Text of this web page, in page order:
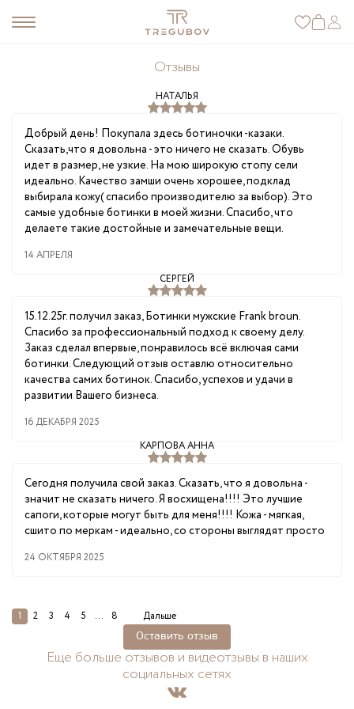
Отзывы
НАТАЛЬЯ
Добрый день! Покупала здесь ботиночки -казаки.
Сказать,что я довольна - это ничего не сказать. Обувь
идет в размер, не узкие. На мою широкую стопу сели
идеально. Качество замши очень хорошее, подклад
выбирала кожу( спасибо производителю за выбор). Это
самые удобные ботинки в моей жизни. Спасибо, что
делаете такие достойные и замечательные вещи.
14 АПРЕЛЯ
СЕРГЕЙ
15.12.25г. получил заказ, Ботинки мужские Frank broun.
Спасибо за профессиональный подход к своему делу.
Заказ сделал впервые, понравилось всё включая сами
ботинки. Следующий отзыв оставлю относительно
качества самих ботинок. Спасибо, успехов и удачи в
развитии Вашего бизнеса.
16 ДЕКАБРЯ 2025
КАРПОВА АННА
Сегодня получила свой заказ. Сказать, что я довольна -
значит не сказать ничего. Я восхищена!!!! Это лучшие
сапоги, которые могут быть для меня!!!! Кожа - мягкая,
сшито по меркам - идеально, со стороны выглядят просто
24 ОКТЯБРЯ 2025
1 2 3 4 5 ... 8 Дальше
Оставить отзыв
Еще больше отзывов и видеотзывы в наших
социальных сетях